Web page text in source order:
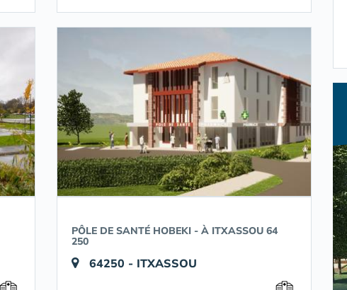
PÔLE DE SANTÉ HOBEKI - À ITXASSOU 64
250
64250 - ITXASSOU